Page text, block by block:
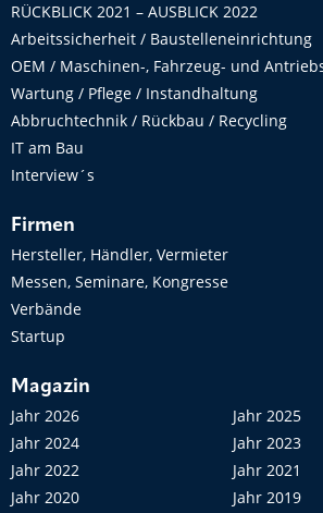
RÜCKBLICK 2021 – AUSBLICK 2022
Arbeitssicherheit / Baustelleneinrichtung
OEM / Maschinen-, Fahrzeug- und
Wartung / Pflege / Instandhaltung
Abbruchtechnik / Rückbau / Recycling
IT am Bau
Interview´s
Firmen
Hersteller, Händler, Vermieter
Messen, Seminare, Kongresse
Verbände
Startup
Magazin
Jahr 2026
Jahr 2025
Jahr 2024
Jahr 2023
Jahr 2022
Jahr 2021
Jahr 2020
Jahr 2019